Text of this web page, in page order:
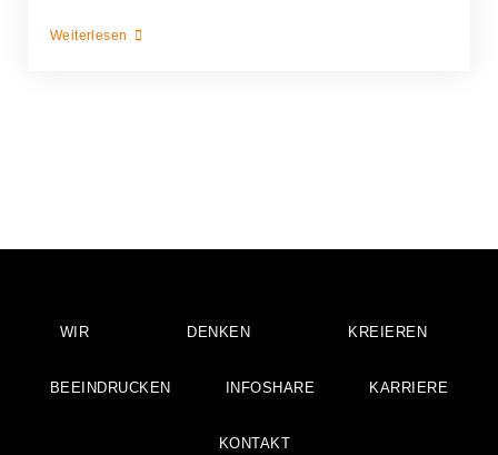
Weiterlesen
WIR DENKEN KREIEREN
BEEINDRUCKEN INFOSHARE KARRIERE
KONTAKT